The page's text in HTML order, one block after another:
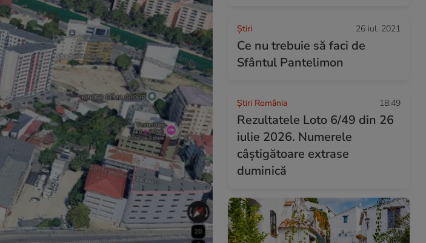
Ştiri 26 iul. 2021
Ce nu trebuie să faci de
Sfântul Pantelimon
Știri România 18:49
Rezultatele Loto 6/49 din 26
iulie 2026. Numerele
câștigătoare extrase
duminică